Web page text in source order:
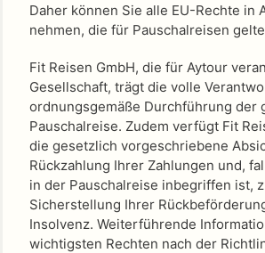
Daher können Sie alle EU-Rechte in
nehmen, die für Pauschalreisen
Fit Reisen GmbH, die für Aytour
Gesellschaft, trägt die volle
ordnungsgemäße Durchführung der
Pauschalreise. Zudem verfügt Fit
die gesetzlich vorgeschriebene
Rückzahlung Ihrer Zahlungen und,
in der Pauschalreise inbegriffen ist,
Sicherstellung Ihrer
Insolvenz. Weiterführende
wichtigsten Rechten nach der